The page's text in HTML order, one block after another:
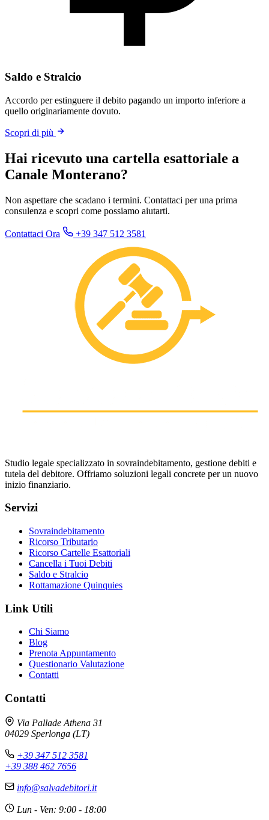
Saldo e Stralcio
Accordo per estinguere il debito pagando un importo inferiore a
quello originariamente dovuto.
Scopri di più
Hai ricevuto una cartella esattoriale a
Canale Monterano?
Non aspettare che scadano i termini. Contattaci per una prima
consulenza e scopri come possiamo aiutarti.
Contattaci Ora +39 347 512 3581
Studio legale specializzato in sovraindebitamento, gestione debiti e
tutela del debitore. Offriamo soluzioni legali concrete per un nuovo
inizio finanziario.
Servizi
Sovraindebitamento
Ricorso Tributario
Ricorso Cartelle Esattoriali
Cancella i Tuoi Debiti
Saldo e Stralcio
Rottamazione Quinquies
Link Utili
Chi Siamo
Blog
Prenota Appuntamento
Questionario Valutazione
Contatti
Contatti
Via Pallade Athena 31
04029 Sperlonga (LT)
+39 347 512 3581
+39 388 462 7656
info@salvadebitori.it
Lun - Ven: 9:00 - 18:00
Avv. Andrea Galli
Online - Risponde subito
📋 CARTELLE ESATTORIALI
in molti casi. Analizziamo insieme la tua situazione